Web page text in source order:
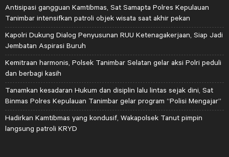
Antisipasi gangguan Kamtibmas, Sat Samapta Polres Kepulauan
Tanimbar intensifkan patroli objek wisata saat akhir pekan
Kapolri Dukung Dialog Penyusunan RUU Ketenagakerjaan, Siap Jadi
Jembatan Aspirasi Buruh
Kemitraan harmonis, Polsek Tanimbar Selatan gelar aksi Polri peduli
dan berbagi kasih
Tanamkan kesadaran Hukum dan disiplin lalu lintas sejak dini, Sat
Binmas Polres Kepulauan Tanimbar gelar program “Polisi Mengajar”
Hadirkan Kamtibmas yang kondusif, Wakapolsek Tanut pimpin
langsung patroli KRYD